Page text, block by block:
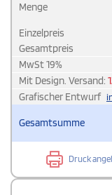
Menge
Einzelpreis
Gesamtpreis
MwSt19%
Mit Design. Versand:
Grafischer Entwurf
Gesamtsumme
Druck